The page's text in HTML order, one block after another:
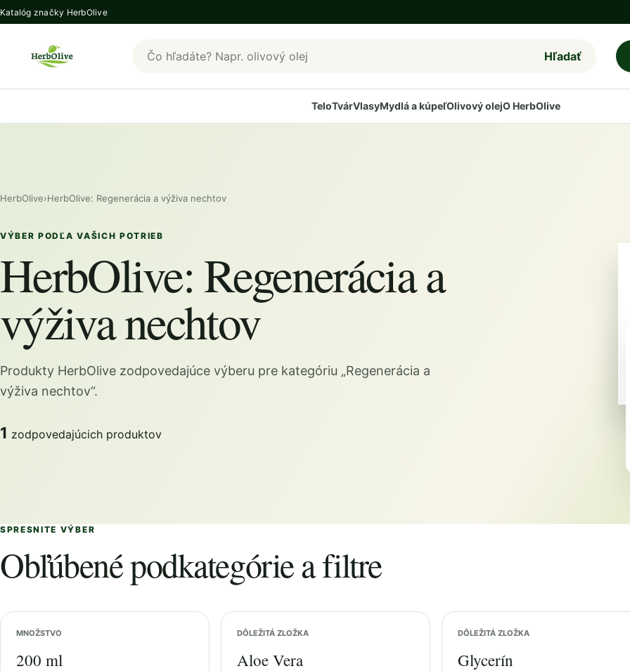
Katalóg značky HerbOlive
Hľadať produkty HerbOlive
Hľadať
TeloTvárVlasyMydlá a kúpeľOlivový olejO HerbOlive
HerbOlive›HerbOlive: Regenerácia a výživa nechtov
VÝBER PODĽA VAŠICH POTRIEB
HerbOlive: Regenerácia a
výživa nechtov
Produkty HerbOlive zodpovedajúce výberu pre kategóriu „Regenerácia a
výživa nechtov“.
1 zodpovedajúcich produktov
SPRESNITE VÝBER
Obľúbené podkategórie a filtre
MNOŽSTVO
200 ml
DÔLEŽITÁ ZLOŽKA
Aloe Vera
DÔLEŽITÁ ZLOŽKA
Glycerín